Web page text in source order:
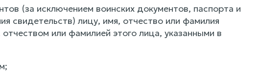
(за исключением воинских документов, паспорта и
свидетельств) лицу, имя, отчество или фамилия
или фамилией этого лица, указанными в